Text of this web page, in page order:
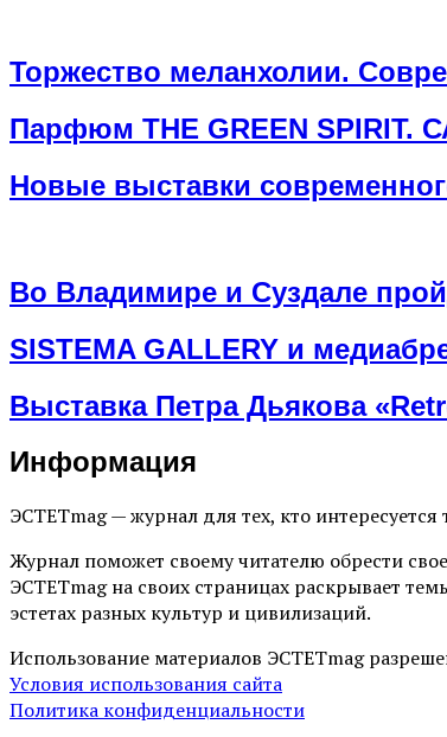
Торжество меланхолии.
Парфюм THE GREEN SPIRIT.
Новые выставки
Во Владимире и Суздале
SISTEMA GALLERY и
Выставка Петра Дьякова
Информация
ЭСТЕТmag — журнал для тех, кто
Журнал поможет своему читателю обрести
ЭСТЕТmag на своих страницах раскрывает
эстетах разных культур и цивилизаций.
Использование материалов ЭСТЕТmag
Условия использования сайта
Политика конфиденциальности